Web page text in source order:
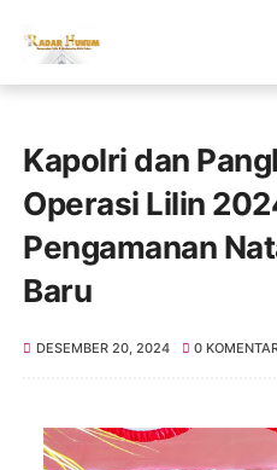
Kapolri dan
Operasi Lilin
Pengamanan
Baru
DESEMBER 20, 2024 0